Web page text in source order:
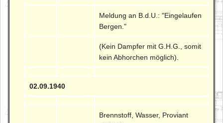
Meldung an B.d.U.: "Eingelaufen
Bergen."
(Kein Dampfer mit G.H.G., somit
kein Abhorchen möglich).
02.09.1940
Brennstoff, Wasser, Proviant